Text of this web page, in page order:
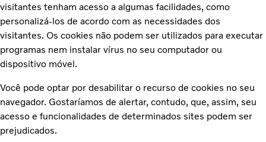
visitantes tenham acesso a algumas facilidades, como
personalizá-los de acordo com as necessidades dos
visitantes. Os cookies não podem ser utilizados para executar
programas nem instalar vírus no seu computador ou
dispositivo móvel.
Você pode optar por desabilitar o recurso de cookies no seu
navegador. Gostaríamos de alertar, contudo, que, assim, seu
acesso e funcionalidades de determinados sites podem ser
prejudicados.